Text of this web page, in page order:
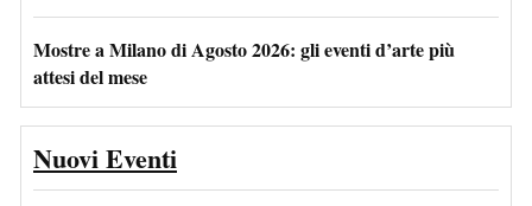
Mostre a Milano di Agosto 2026: gli eventi d’arte più
attesi del mese
Nuovi Eventi